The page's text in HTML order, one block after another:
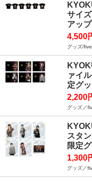
サイ
アッ
4,500
グッズ/
ァイ
定グ
2,200
グッズ／
スタ
限定
1,300
グッズ／